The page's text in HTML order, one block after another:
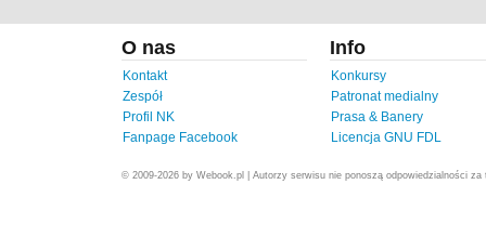
O nas
Kontakt
Zespół
Profil NK
Fanpage Facebook
Info
Konkursy
Patronat medialny
Prasa & Banery
Licencja GNU FDL
© 2009-2026 by Webook.pl | Autorzy serwisu nie ponoszą odpowiedzialności